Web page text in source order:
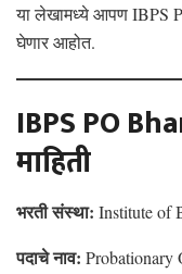
या लेखामध्ये आपण IBPS
घेणार आहोत.
IBPS PO
माहिती
भरती संस्था: Institute of
पदाचे नाव: Probationary